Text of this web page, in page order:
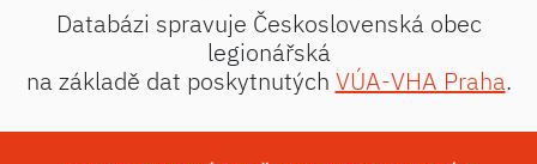
Databázi spravuje Československá obec
legionářská
na základě dat poskytnutých VÚA-VHA Praha.